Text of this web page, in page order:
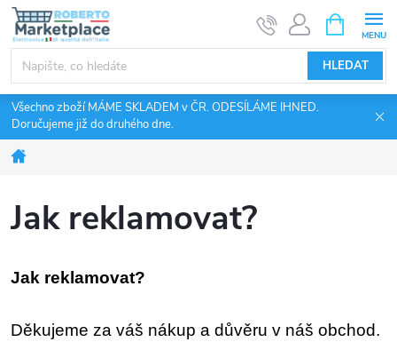
Přejít
obsah
HLEDAT
NÁKUPNÍ
KOŠÍK
Všechno zboží MÁME SKLADEM v ČR. ODESÍLÁME IHNED.
Doručujeme již do druhého dne.
Jak reklamovat?
Jak reklamovat?
Děkujeme za váš nákup a důvěru v náš obchod.